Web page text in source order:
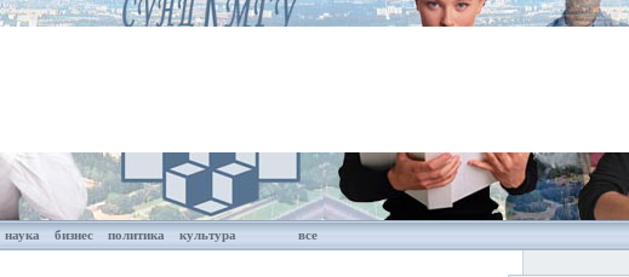
наука бизнес политика культура все